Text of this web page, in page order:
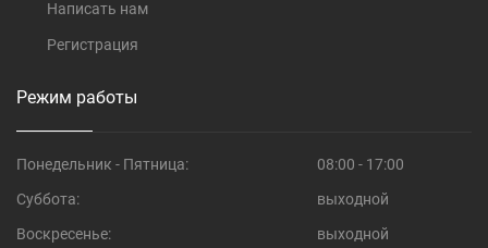
Написать нам
Регистрация
Режим работы
Понедельник - Пятница:
08:00 - 17:00
Суббота:
выходной
Воскресенье:
выходной